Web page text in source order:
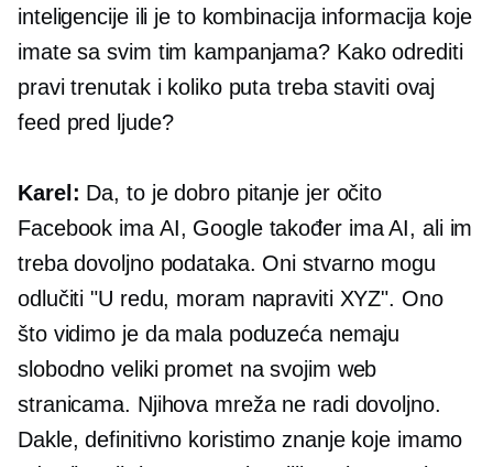
inteligencije ili je to kombinacija informacija koje
imate sa svim tim kampanjama? Kako odrediti
pravi trenutak i koliko puta treba staviti ovaj
feed pred ljude?
Karel: Da, to je dobro pitanje jer očito
Facebook ima AI, Google također ima AI, ali im
treba dovoljno podataka. Oni stvarno mogu
odlučiti "U redu, moram napraviti XYZ". Ono
što vidimo je da mala poduzeća nemaju
slobodno veliki promet na svojim web
stranicama. Njihova mreža ne radi dovoljno.
Dakle, definitivno koristimo znanje koje imamo